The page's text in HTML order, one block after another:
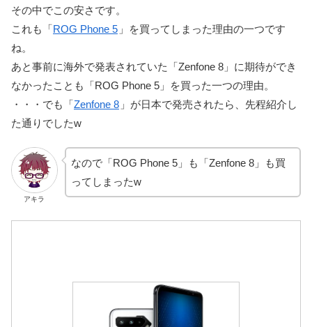
その中でこの安さです。
これも「ROG Phone 5 」を買ってしまった理由の一つです
ね。
あと事前に海外で発表されていた「Zenfone 8」に期待ができ
なかったことも「ROG Phone 5」を買った一つの理由。
・・・でも「Zenfone 8 」が日本で発売されたら、先程紹介し
た通りでしたw
アキラ
なので「ROG Phone 5」も「Zenfone 8」も買
ってしまったw